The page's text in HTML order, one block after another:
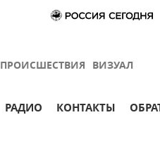
ПРОИСШЕСТВИЯ ВИЗУАЛ
РАДИО КОНТАКТЫ